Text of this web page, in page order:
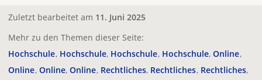
Zuletzt bearbeitet am 11. Juni 2025
Mehr zu den Themen dieser Seite:
Hochschule Hochschule Hochschule Hochschule Online
Online Online Online Rechtliches Rechtliches Rechtliches